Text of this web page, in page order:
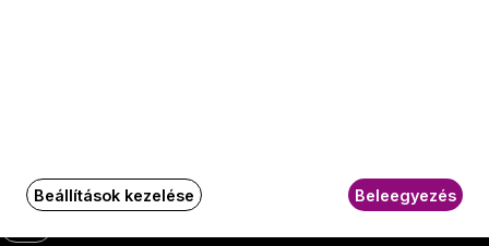
Beállítások kezelése Beleegyezés